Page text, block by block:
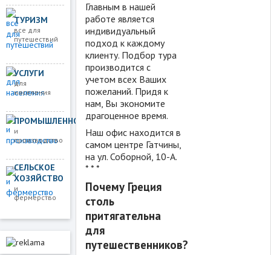
ТУРИЗМ
все для
путешествий
УСЛУГИ
для
населения
ПРОМЫШЛЕННОСТЬ
и
производство
СЕЛЬСКОЕ
ХОЗЯЙСТВО
и
фермерство
Главным в нашей
работе является
индивидуальный
подход к каждому
клиенту. Подбор тура
производится с
учетом всех Ваших
пожеланий. Придя к
нам, Вы экономите
драгоценное время.
Наш офис находится в
самом центре Гатчины,
на ул. Соборной, 10-А.
* * *
Почему Греция
столь
притягательна
для
путешественников?